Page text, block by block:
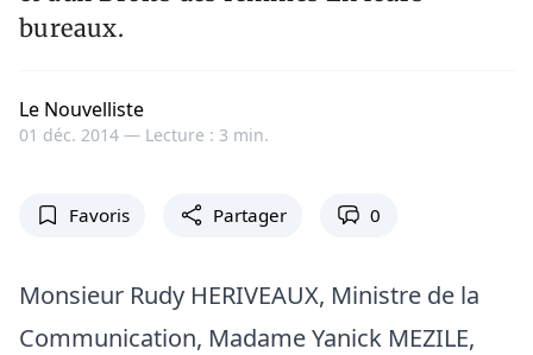
bureaux.
Le Nouvelliste
01 déc. 2014 — Lecture : 3 min.
Favoris Partager 0
Monsieur Rudy HERIVEAUX, Ministre de la
Communication, Madame Yanick MEZILE,